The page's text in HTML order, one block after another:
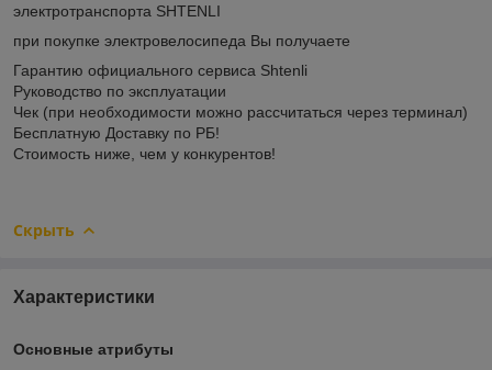
электротранспорта SHTENLI
при покупке электровелосипеда Вы получаете
Гарантию официального сервиса Shtenli
Руководство по эксплуатации
Чек (при необходимости можно рассчитаться через терминал)
Бесплатную Доставку по РБ!
Стоимость ниже, чем у конкурентов!
Скрыть
Характеристики
Основные атрибуты